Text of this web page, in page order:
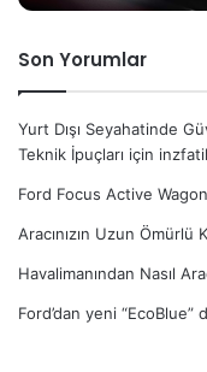
Son Yorumlar
Yurt Dışı Seyahatinde
Teknik İpuçları için
Ford Focus Active
Aracınızın Uzun Ömürlü
Havalimanından Nasıl
Ford’dan yeni “EcoBlue”